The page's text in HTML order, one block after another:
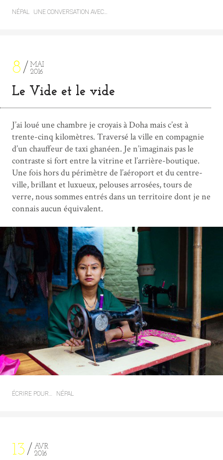
NÉPAL UNE CONVERSATION AVEC…
8
MAI
2016
Le Vide et le vide
J’ai loué une chambre je croyais à Doha mais c’est à
trente-cinq kilomètres. Traversé la ville en compagnie
d’un chauffeur de taxi ghanéen. Je n’imaginais pas le
contraste si fort entre la vitrine et l’arrière-boutique.
Une fois hors du périmètre de l’aéroport et du centre-
ville, brillant et luxueux, pelouses arrosées, tours de
verre, nous sommes entrés dans un territoire dont je ne
connais aucun équivalent.
ÉCRIRE POUR… NÉPAL
13
AVR
2016